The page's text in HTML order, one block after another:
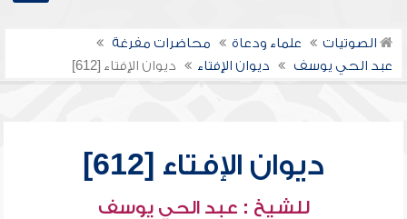
الصوتيات علماء ودعاة
محاضرات مفرغة
عبد الحي يوسف
ديوان الإفتاء ديوان الإفتاء [612]
ديوان الإفتاء [612]
للشيخ : عبد الحي يوسف